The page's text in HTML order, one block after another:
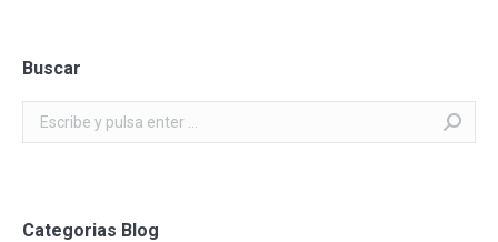
Buscar
Categorias Blog